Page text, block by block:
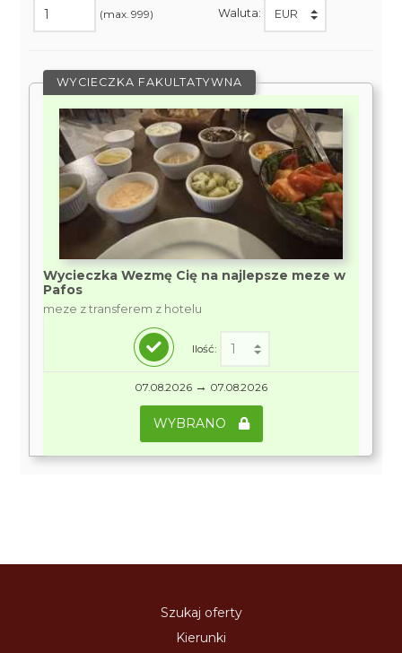
(max. 999) Waluta:
WYCIECZKA FAKULTATYWNA
Wycieczka Wezmę Cię na najlepsze meze w
Pafos
meze z transferem z hotelu
Ilość:
07.08.2026 → 07.08.2026
WYBRANO
Szukaj oferty
Kierunki